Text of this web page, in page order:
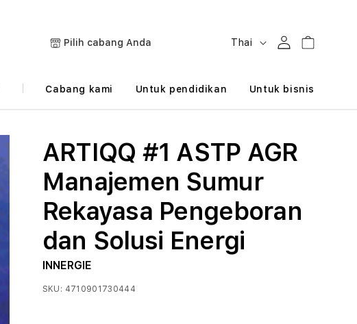
Pilih cabang Anda
B
h
a
Thai MasukKeranjang
Cabang kami Untuk pendidikan Untuk bisnis
ARTIQQ #1 ASTP AGR
Manajemen Sumur
Rekayasa Pengeboran
dan Solusi Energi
INNERGIE
SKU: 4710901730444